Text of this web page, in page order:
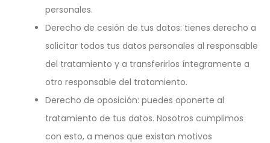
personales.
Derecho de cesión de tus datos: tienes derecho a
solicitar todos tus datos personales al responsable
del tratamiento y a transferirlos íntegramente a
otro responsable del tratamiento.
Derecho de oposición: puedes oponerte al
tratamiento de tus datos. Nosotros cumplimos
con esto, a menos que existan motivos
El usuario podrá en cualquier momento ejercitar los
derechos de acceso, rectificación, cancelación y oposición
reconocidos en la citada LOPD. El ejercicio de estos
derechos puede realizarlo el propio usuario a través de
los canales de atención al usuario de eurorremate S.A.L.
Con dirección postal Julian Saez, Pedro Muñoz, cp 13620
y correo eurorremate@eurorremate.com en los modos
que establece la ley.
El usuario manifiesta que todos los datos facilitados por
él son ciertos y correctos, y se compromete a
mantenerlos actualizados, comunicando los cambios a
eurorremate s.A.L..
¿Cuánto es dos + 2?